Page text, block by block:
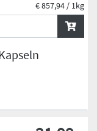
€ 857,94 / 1kg